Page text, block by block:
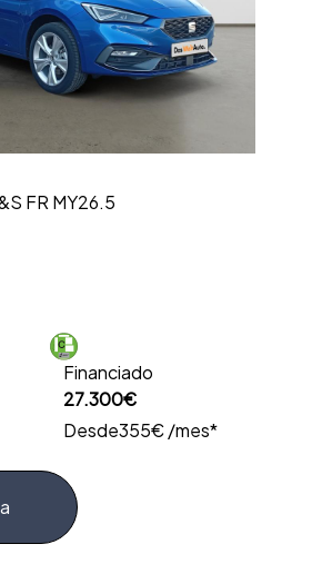
FR MY26.5
Financiado
27.300€
Desde355€ /mes*